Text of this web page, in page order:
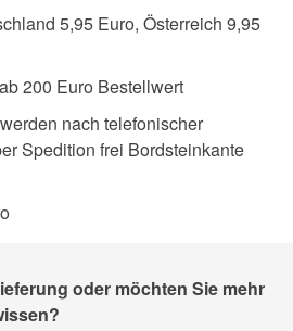
5,95 Euro, Österreich 9,95
200 Euro Bestellwert
nach telefonischer
Spedition frei Bordsteinkante
oder möchten Sie mehr